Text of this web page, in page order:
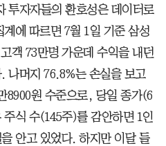
투자자들의 환호성은 데이터로
에 따르면 7월 1일 기준 삼성
객 73만명 가운데 수익을 내던
나머지 76.8%는 손실을 보고
8900원 수준으로, 당일 종가(6
식 수(145주)를 감안하면 1인
안고 있었다. 하지만 이달 들